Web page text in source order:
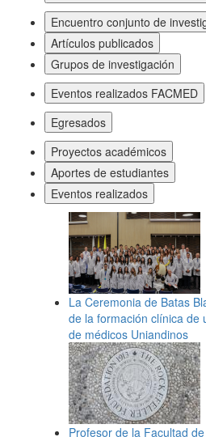
Encuentro conjunto de
Artículos publicados
Grupos de investigación
Eventos realizados FACMED
Egresados
Proyectos académicos
Aportes de estudiantes
Eventos realizados
La Ceremonia de Batas
de la formación clínica de
de médicos Uniandinos
Profesor de la Facultad